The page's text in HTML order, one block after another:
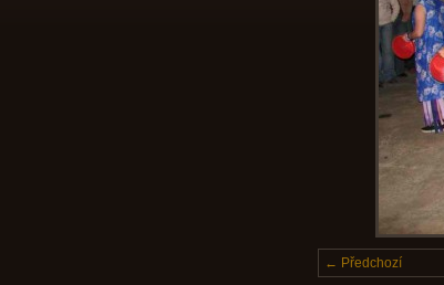
← Předchozí